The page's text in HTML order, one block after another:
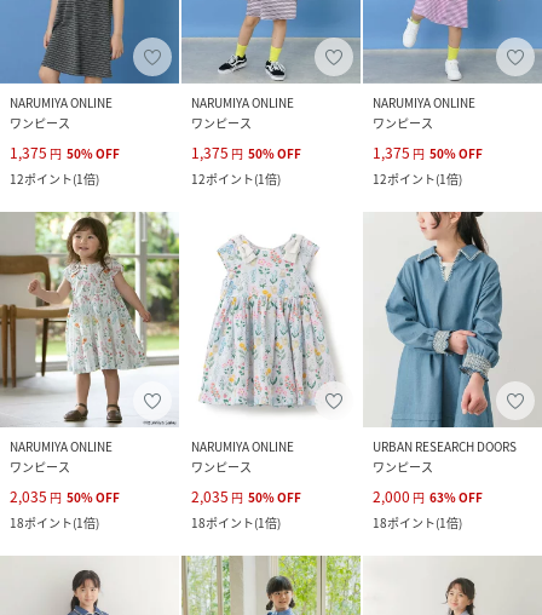
NARUMIYA ONLINE
ワンピース
1,375 円 50%OFF
12ポイント(1倍)
NARUMIYA ONLINE
ワンピース
1,375 円 50%OFF
12ポイント(1倍)
NARUMIYA ONLINE
ワンピース
1,375 円 50%OFF
12ポイント(1倍)
NARUMIYA ONLINE
ワンピース
2,035 円 50%OFF
18ポイント(1倍)
NARUMIYA ONLINE
ワンピース
2,035 円 50%OFF
18ポイント(1倍)
URBAN RESEARCH DOORS
ワンピース
2,000 円 63%OFF
18ポイント(1倍)